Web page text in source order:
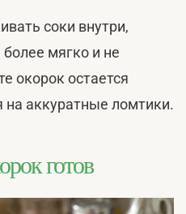
соки внутри,
мягко и не
окорок остается
аккуратные ломтики.
готов